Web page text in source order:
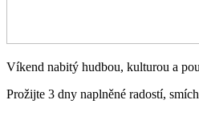
Víkend nabitý hudbou, kulturou a
Prožijte 3 dny naplněné radostí,